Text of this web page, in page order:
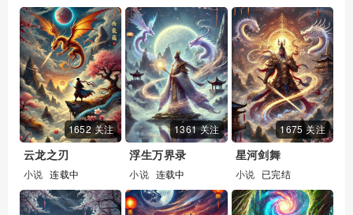
第9章：神秘敌人
第10章：春风客栈
第11章：玉佩背后的秘密
第12章：酒馆对峙
第13章：初遇知己
第14章：江湖义气
第15章：山间决斗
第16章：桃源村的传说
1652 关注
云龙之刃
小说 连载中
1361 关注
浮生万界录
小说 连载中
1675 关注
星河剑舞
小说 已完结